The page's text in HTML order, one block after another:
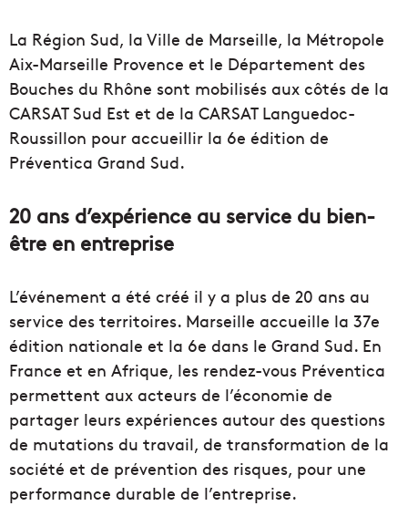
La Région Sud, la Ville de Marseille, la Métropole
Aix-Marseille Provence et le Département des
Bouches du Rhône sont mobilisés aux côtés de la
CARSAT Sud Est et de la CARSAT Languedoc-
Roussillon pour accueillir la 6e édition de
Préventica Grand Sud.
20 ans d’expérience au service du bien-
être en entreprise
L’événement a été créé il y a plus de 20 ans au
service des territoires. Marseille accueille la 37e
édition nationale et la 6e dans le Grand Sud. En
France et en Afrique, les rendez-vous Préventica
permettent aux acteurs de l’économie de
partager leurs expériences autour des questions
de mutations du travail, de transformation de la
société et de prévention des risques, pour une
performance durable de l’entreprise.